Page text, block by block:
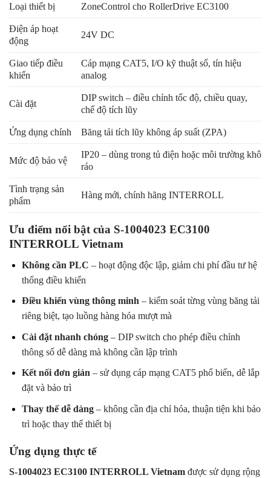
Loại thiết bị ZoneControl cho RollerDrive EC3100
Điện áp hoạt
động
24V DC
Giao tiếp điều
khiển
Cáp mạng CAT5, I/O kỹ thuật số, tín hiệu
analog
Cài đặt
DIP switch – điều chỉnh tốc độ, chiều quay,
chế độ tích lũy
Ứng dụng chính Băng tải tích lũy không áp suất (ZPA)
Mức độ bảo vệ
IP20 – dùng trong tủ điện hoặc môi trường khô
ráo
Tình trạng sản
phẩm
Hàng mới, chính hãng INTERROLL
Ưu điểm nổi bật của S-1004023 EC3100
INTERROLL Vietnam
Không cần PLC – hoạt động độc lập, giảm chi phí đầu tư hệ
thống điều khiển
Điều khiển vùng thông minh – kiểm soát từng vùng băng tải
riêng biệt, tạo luồng hàng hóa mượt mà
Cài đặt nhanh chóng– DIP switch cho phép điều chỉnh
thông số dễ dàng mà không cần lập trình
Kết nối đơn giản – sử dụng cáp mạng CAT5 phổ biến, dễ lắp
đặt và bảo trì
Thay thế dễ dàng– không cần địa chỉ hóa, thuận tiện khi bảo
trì hoặc thay thế thiết bị
Ứng dụng thực tế
S-1004023 EC3100 INTERROLL Vietnam được sử dụng rộng